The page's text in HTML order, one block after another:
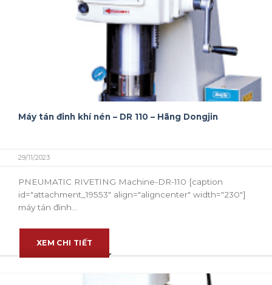
Máy tán đinh khí nén – DR 110 – Hãng Dongjin
29/11/2023
PNEUMATIC RIVETING Machine-DR-110 [caption
id="attachment_19553" align="aligncenter" width="230"]
máy tán đinh...
XEM CHI TIẾT